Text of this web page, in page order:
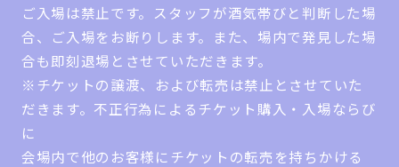
ご入場は禁止です。スタッフが酒気帯びと判断した場
合、ご入場をお断りします。また、場内で発見した場
合も即刻退場とさせていただきます。
※チケットの譲渡、および転売は禁止とさせていた
だきます。不正行為によるチケット購入・入場ならび
に
会場内で他のお客様にチケットの転売を持ちかける